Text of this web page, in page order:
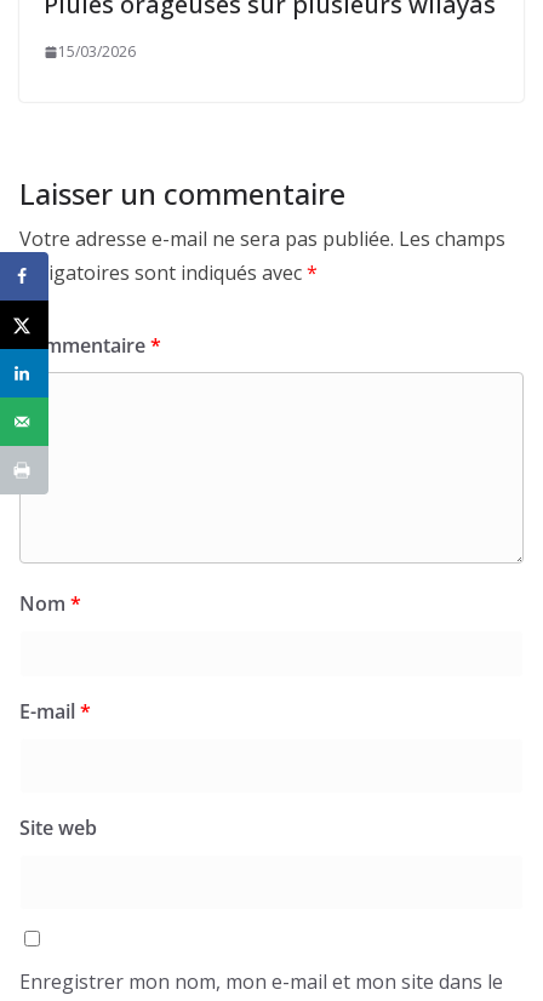
15/03/2026
Laisser un commentaire
Votre adresse e-mail ne sera pas publiée. Les champs
obligatoires sont indiqués avec*
Commentaire*
Nom *
E-mail*
Site web
Enregistrer mon nom, mon e-mail et mon site dans le